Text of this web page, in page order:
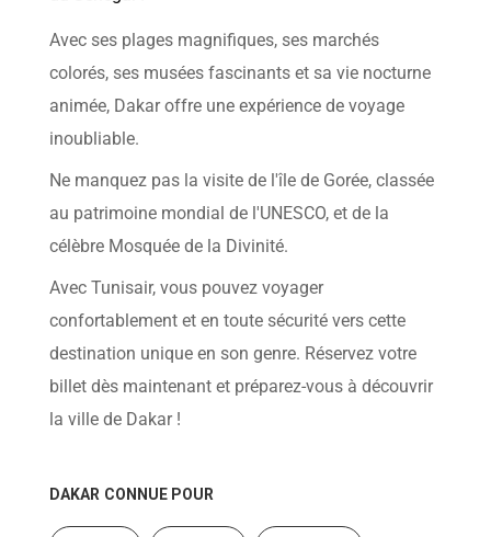
navigate
interact
content.
Avec ses plages magnifiques, ses marchés
colorés, ses musées fascinants et sa vie nocturne
animée, Dakar offre une expérience de voyage
inoubliable.
Ne manquez pas la visite de l'île de Gorée, classée
au patrimoine mondial de l'UNESCO, et de la
célèbre Mosquée de la Divinité.
Avec Tunisair, vous pouvez voyager
confortablement et en toute sécurité vers cette
destination unique en son genre. Réservez votre
billet dès maintenant et préparez-vous à découvrir
la ville de Dakar !
DAKAR CONNUE POUR